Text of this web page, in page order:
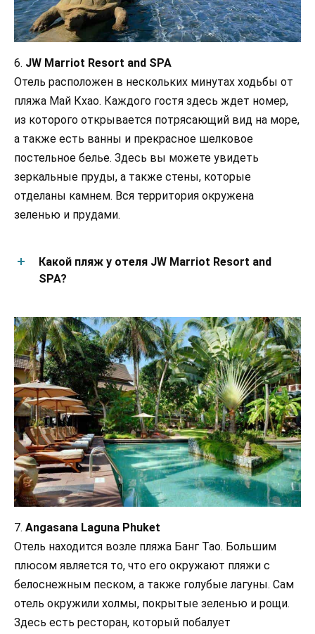
6. JW Marriot Resort and SPA
Отель расположен в нескольких минутах ходьбы от
пляжа Май Кхао. Каждого гостя здесь ждет номер,
из которого открывается потрясающий вид на море,
а также есть ванны и прекрасное шелковое
постельное белье. Здесь вы можете увидеть
зеркальные пруды, а также стены, которые
отделаны камнем. Вся территория окружена
зеленью и прудами.
Какой пляж у отеля JW Marriot Resort and
SPA?
7. Angasana Laguna Phuket
Отель находится возле пляжа Банг Тао. Большим
плюсом является то, что его окружают пляжи с
белоснежным песком, а также голубые лагуны. Сам
отель окружили холмы, покрытые зеленью и рощи.
Здесь есть ресторан, который побалует